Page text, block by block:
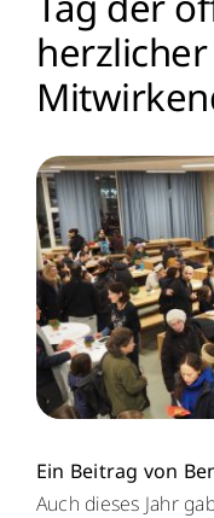
Menschen
Lernen
Schulleben
Service
Kalender
Ein Beitrag von
Auch dieses Jahr